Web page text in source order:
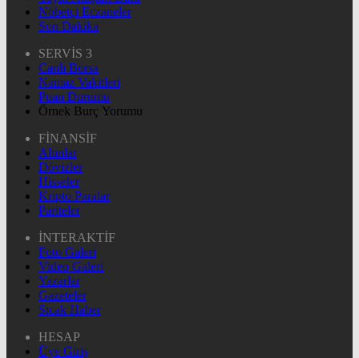
Nöbetçi Eczaneler
Son Dakika
SERVİS 3
Canlı Borsa
Namaz Vakitleri
Puan Durumu
Örnek Burç Yorumu
FİNANSİF
Altınlar
Dövizler
Hisseler
Kripto Paralar
Pariteler
İNTERAKTİF
Foto Galeri
Video Galeri
Yazarlar
Gazeteler
Sıcak Haber
HESAP
Üye Giriş